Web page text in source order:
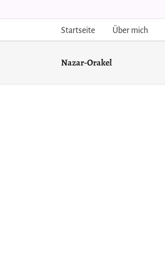
Startseite Über mich
Nazar-Orakel